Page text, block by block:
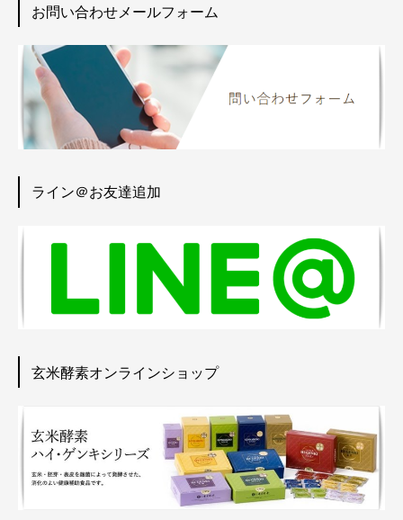
お問い合わせメールフォーム
ライン＠お友達追加
玄米酵素オンラインショップ